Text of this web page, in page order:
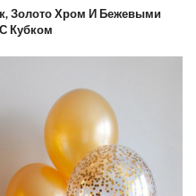
Золото Хром И Бежевыми
Кубком